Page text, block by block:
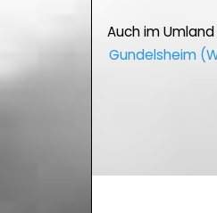
Auch im
Gundelsheim